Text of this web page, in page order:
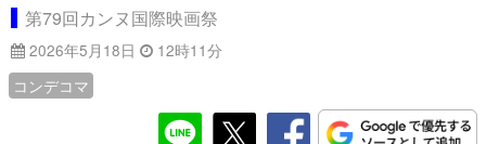
第79回カンヌ国際映画祭
2026年5月18日
12時11分
コンデコマ